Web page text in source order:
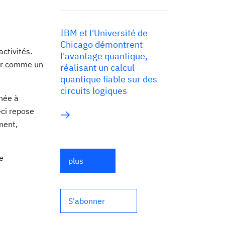
comme un
à
repose
IBM et l'Université de
Chicago démontrent
l'avantage quantique,
réalisant un calcul
quantique fiable sur des
circuits logiques
plus
S'abonner